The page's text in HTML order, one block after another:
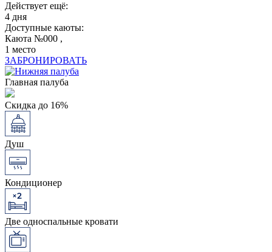
Действует ещё:
4 дня
Доступные каюты:
Каюта №000 ,
1 место
ЗАБРОНИРОВАТЬ
Главная палуба
Скидка до 16%
Душ
Кондиционер
Две односпальные кровати